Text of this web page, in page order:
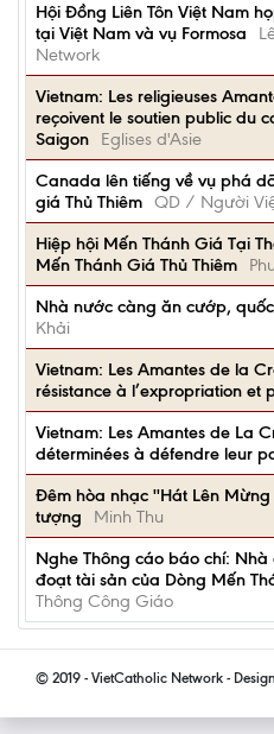
Hội Đồng Liên Tôn Việt Nam
tại Việt Nam và vụ Formosa
Network
Vietnam: Les religieuses
reçoivent le soutien public du
Saigon
Eglises d'Asie
Canada lên tiếng về vụ phá
giá Thủ Thiêm QD / Người
Hiệp hội Mến Thánh Giá Tại
Mến Thánh Giá Thủ Thiêm
Nhà nước càng ăn cướp,
Khải
Vietnam: Les Amantes de la
résistance à l’expropriation et
Vietnam: Les Amantes de La
déterminées à défendre leur
Đêm hòa nhạc ''Hát Lên
tượng
Minh Thu
Nghe Thông cáo báo chí:
đoạt tài sản của Dòng Mến
Thông Công Giáo
© 2019 - VietCatholic Network -